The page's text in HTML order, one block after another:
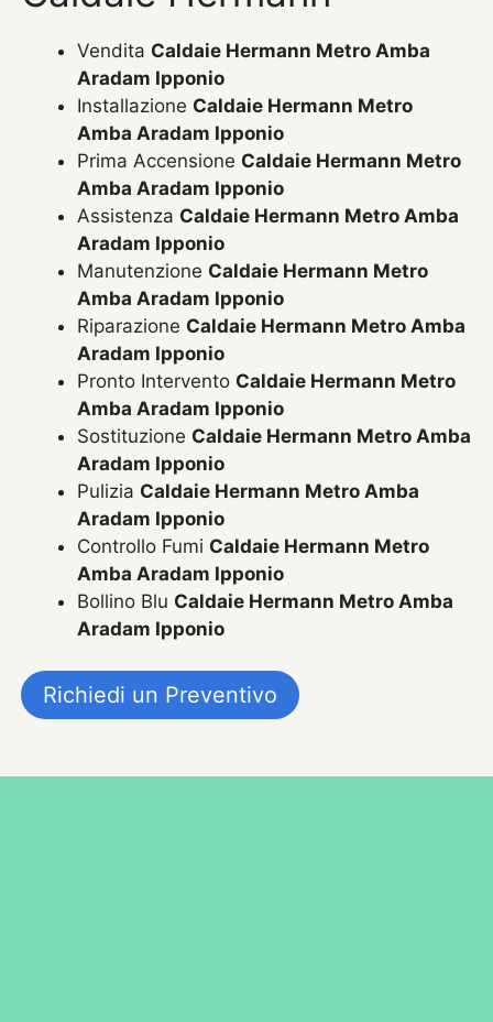
Vendita Caldaie Hermann Metro Amba
Aradam Ipponio
Installazione Caldaie Hermann Metro
Amba Aradam Ipponio
Prima Accensione Caldaie Hermann Metro
Amba Aradam Ipponio
Assistenza Caldaie Hermann Metro Amba
Aradam Ipponio
Manutenzione Caldaie Hermann Metro
Amba Aradam Ipponio
Riparazione Caldaie Hermann Metro Amba
Aradam Ipponio
Pronto Intervento Caldaie Hermann Metro
Amba Aradam Ipponio
Sostituzione Caldaie Hermann Metro Amba
Aradam Ipponio
Pulizia Caldaie Hermann Metro Amba
Aradam Ipponio
Controllo Fumi Caldaie Hermann Metro
Amba Aradam Ipponio
Bollino Blu Caldaie Hermann Metro Amba
Aradam Ipponio
Richiedi un Preventivo